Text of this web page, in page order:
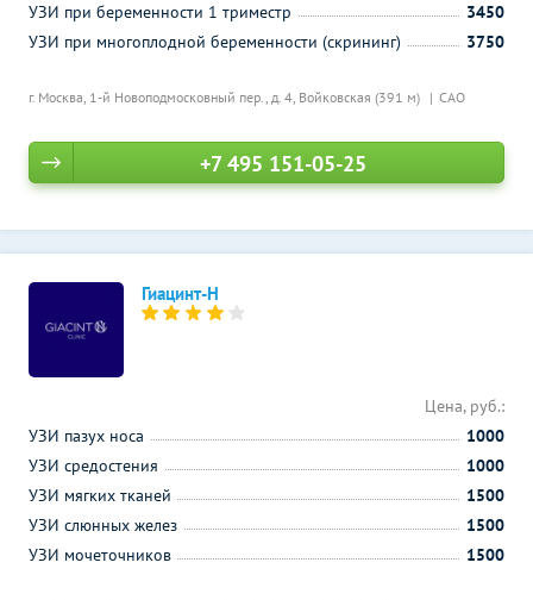
г. Москва, 1-й Новоподмосковный пер., д. 4, Войковская (391 м) САО
УЗИ при беременности 1 триместр
3450
УЗИ при многоплодной беременности (скрининг)
3750
+7 495 151-05-25
Гиацинт-Н
Цена, руб.:
УЗИ пазух носа
1000
УЗИ средостения
1000
УЗИ мягких тканей
1500
УЗИ слюнных желез
1500
УЗИ мочеточников
1500